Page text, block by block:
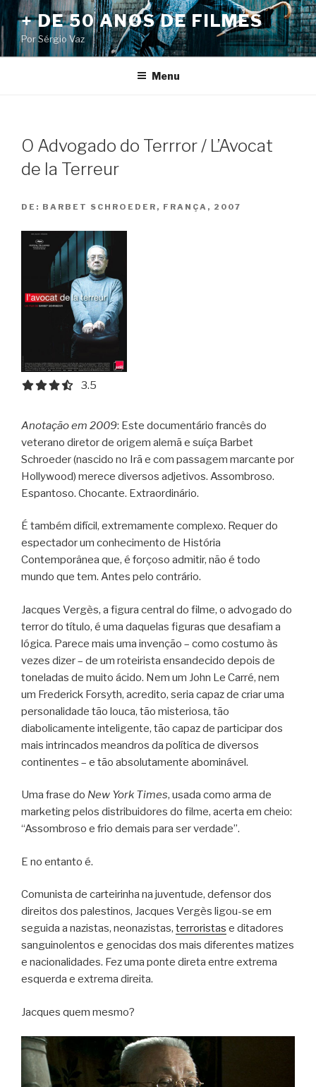
Pular
para
o
conteúdo
+ DE 50 ANOS DE FILMES
Por Sérgio Vaz
Menu
O Advogado do Terrror / L’Avocat
de la Terreur
DE: BARBET SCHROEDER, FRANÇA, 2007
3.5 out of 5.0 stars
3.5
Anotação em 2009: Este documentário francês do
veterano diretor de origem alemã e suíça Barbet
Schroeder (nascido no Irã e com passagem marcante por
Hollywood) merece diversos adjetivos. Assombroso.
Espantoso. Chocante. Extraordinário.
É também difícil, extremamente complexo. Requer do
espectador um conhecimento de História
Contemporânea que, é forçoso admitir, não é todo
mundo que tem. Antes pelo contrário.
Jacques Vergès, a figura central do filme, o advogado do
terror do título, é uma daquelas figuras que desafiam a
lógica. Parece mais uma invenção – como costumo às
vezes dizer – de um roteirista ensandecido depois de
toneladas de muito ácido. Nem um John Le Carré, nem
um Frederick Forsyth, acredito, seria capaz de criar uma
personalidade tão louca, tão misteriosa, tão
diabolicamente inteligente, tão capaz de participar dos
mais intrincados meandros da política de diversos
continentes – e tão absolutamente abominável.
Uma frase do New York Times, usada como arma de
marketing pelos distribuidores do filme, acerta em cheio:
“Assombroso e frio demais para ser verdade”.
E no entanto é.
Comunista de carteirinha na juventude, defensor dos
direitos dos palestinos, Jacques Vergès ligou-se em
seguida a nazistas, neonazistas, terroristas e ditadores
sanguinolentos e genocidas dos mais diferentes matizes
e nacionalidades. Fez uma ponte direta entre extrema
esquerda e extrema direita.
Jacques quem mesmo?